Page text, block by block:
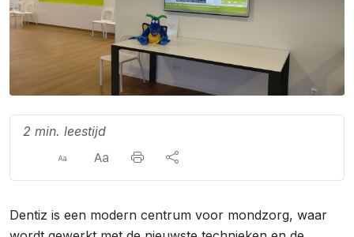
2 min. leestijd
Dentiz is een modern centrum voor mondzorg, waar